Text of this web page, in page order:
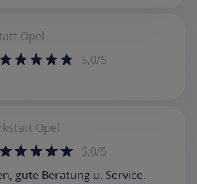
Opel
5,0/5
Opel
5,0/5
gute Beratung u. Service.